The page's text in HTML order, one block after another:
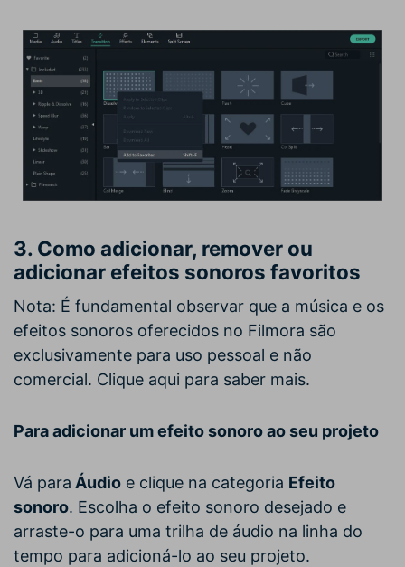
3. Como adicionar, remover ou
adicionar efeitos sonoros favoritos
Nota: É fundamental observar que a música e os
efeitos sonoros oferecidos no Filmora são
exclusivamente para uso pessoal e não
comercial. Clique aqui para saber mais.
Para adicionar um efeito sonoro ao seu projeto
Vá para Áudio e clique na categoria Efeito
sonoro. Escolha o efeito sonoro desejado e
arraste-o para uma trilha de áudio na linha do
tempo para adicioná-lo ao seu projeto.